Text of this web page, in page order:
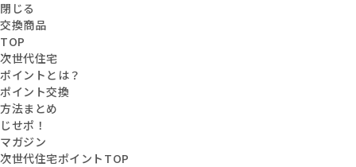
閉じる
交換商品
TOP
次世代住宅
ポイントとは？
ポイント交換
方法まとめ
じせポ！
マガジン
次世代住宅ポイントTOP